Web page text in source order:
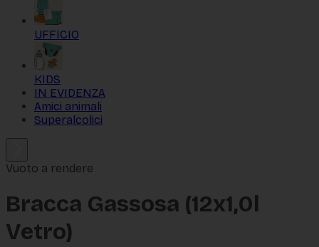
UFFICIO
KIDS
IN EVIDENZA
Amici animali
Superalcolici
Vuoto a rendere
Bracca Gassosa (12x1,0l
Vetro)